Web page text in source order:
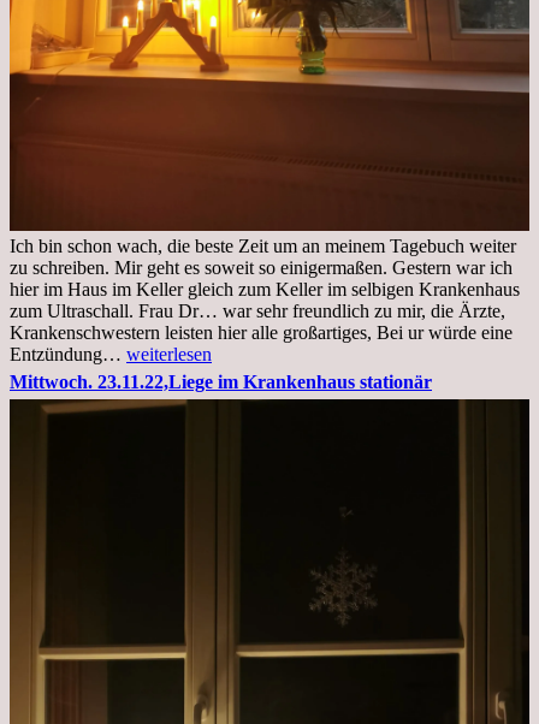
Ich bin schon wach, die beste Zeit um an meinem Tagebuch weiter
zu schreiben. Mir geht es soweit so einigermaßen. Gestern war ich
hier im Haus im Keller gleich zum Keller im selbigen Krankenhaus
zum Ultraschall. Frau Dr… war sehr freundlich zu mir, die Ärzte,
Krankenschwestern leisten hier alle großartiges, Bei ur würde eine
Entzündung… Freitag,
25.11.2022
Kleines
weiterlesen
Mittwoch. 23.11.22,Liege im Krankenhaus stationär